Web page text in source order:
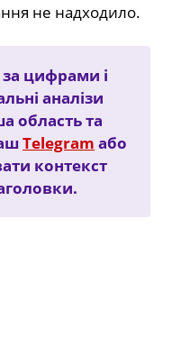
не надходило.
за цифрами і
аналізи
область та
Telegram або
контекст